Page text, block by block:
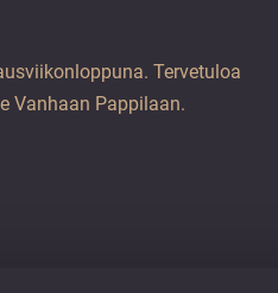
Tervetuloa
Vanhaan Pappilaan.